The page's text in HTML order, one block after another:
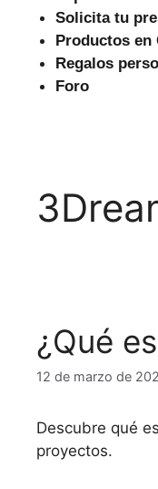
Solicita tu
Productos en
Regalos
Foro
¿Qué
12 de marzo de
Descubre qué
proyectos.